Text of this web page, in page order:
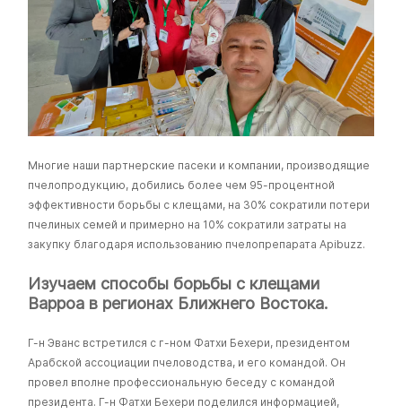
Многие наши партнерские пасеки и компании, производящие
пчелопродукцию, добились более чем 95-процентной
эффективности борьбы с клещами, на 30% сократили потери
пчелиных семей и примерно на 10% сократили затраты на
закупку благодаря использованию пчелопрепарата Apibuzz.
Изучаем способы борьбы с клещами
Варроа в регионах Ближнего Востока.
Г-н Эванс встретился с г-ном Фатхи Бехери, президентом
Арабской ассоциации пчеловодства, и его командой. Он
провел вполне профессиональную беседу с командой
президента. Г-н Фатхи Бехери поделился информацией,